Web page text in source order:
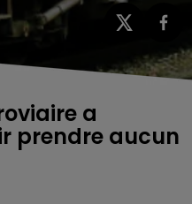
a
prendre aucun